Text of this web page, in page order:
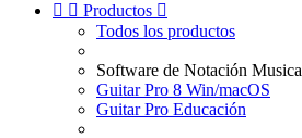
  Productos 
Todos los productos
Software de Notación
Guitar Pro 8 Win/macOS
Guitar Pro Educación